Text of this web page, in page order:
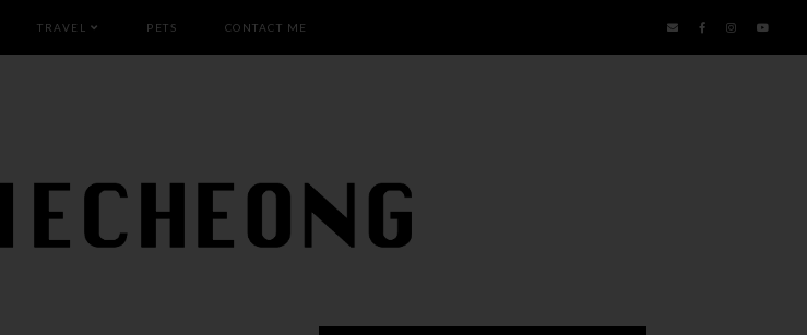
TRAVEL PETS CONTACT ME